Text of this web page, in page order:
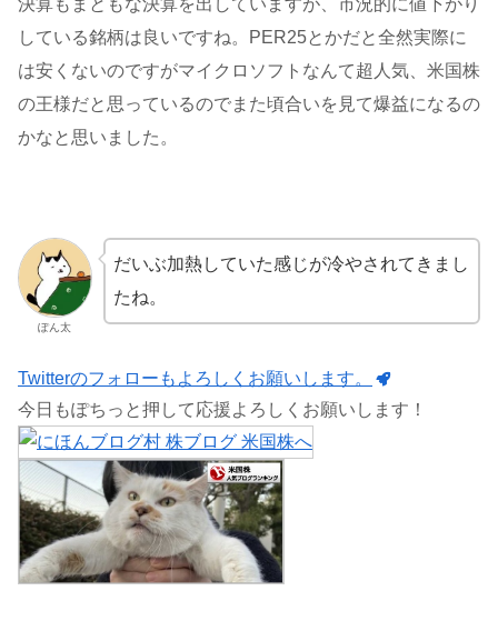
決算もまともな決算を出していますが、市況的に値下がり
している銘柄は良いですね。PER25とかだと全然実際に
は安くないのですがマイクロソフトなんて超人気、米国株
の王様だと思っているのでまた頃合いを見て爆益になるの
かなと思いました。
ぽん太
だいぶ加熱していた感じが冷やされてきまし
たね。
Twitterのフォローもよろしくお願いします。
今日もぽちっと押して応援よろしくお願いします！